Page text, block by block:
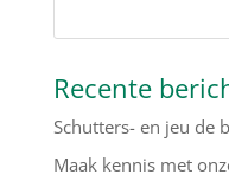
Recente
Schutters- en jeu de
Maak kennis met